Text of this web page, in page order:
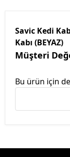
Savic Kedi
Kabı (BEYAZ)
Müşteri
Bu ürün için